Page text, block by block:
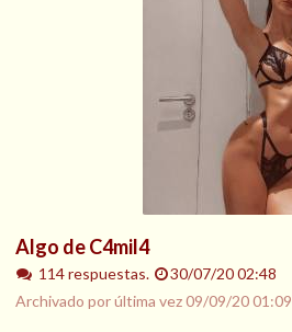
Algo de C4mil4
114 respuestas.
30/07/20 02:48
Archivado por última vez09/09/20 01:09